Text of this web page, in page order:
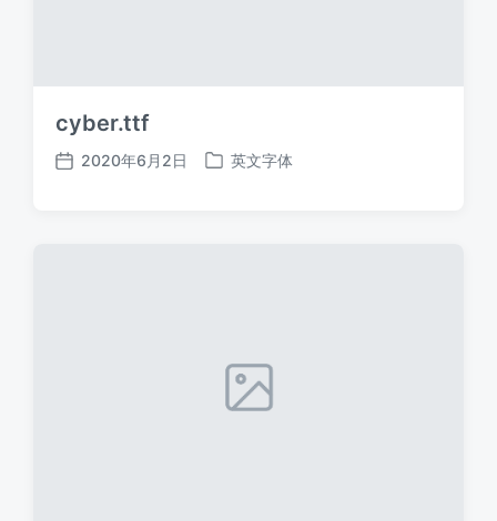
cyber.ttf
发
2020年6月2日
发
英文字体